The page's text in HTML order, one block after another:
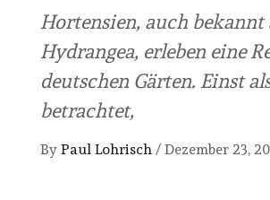
Hortensien, auch bekannt
Hydrangea, erleben eine
deutschen Gärten. Einst
betrachtet,
By Paul Lohrisch / Dezember 23,